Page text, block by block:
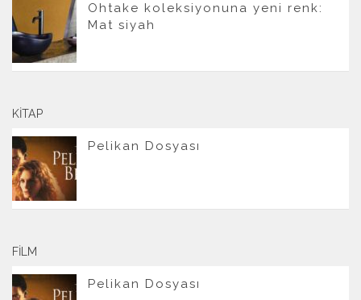
Ohtake koleksiyonuna yeni renk:
Mat siyah
KITAP
Pelikan Dosyası
FILM
Pelikan Dosyası